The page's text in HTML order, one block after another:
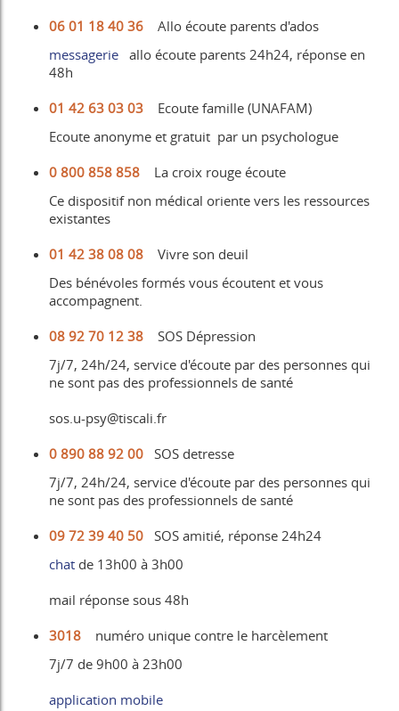
06 01 18 40 36
Allo écoute parents d'ados
messagerie allo écoute parents 24h24, réponse en
48h
01 42 63 03 03
Ecoute famille (UNAFAM)
Ecoute anonyme et gratuit par un psychologue
0 800 858 858
La croix rouge écoute
Ce dispositif non médical oriente vers les ressources
existantes
01 42 38 08 08
Vivre son deuil
Des bénévoles formés vous écoutent et vous
accompagnent.
08 92 70 12 38
SOS Dépression
7j/7, 24h/24, service d'écoute par des personnes qui
ne sont pas des professionnels de santé
sos.u-psy@tiscali.fr
0 890 88 92 00 SOS detresse
7j/7, 24h/24, service d'écoute par des personnes qui
ne sont pas des professionnels de santé
09 72 39 40 50 SOS amitié, réponse 24h24
chat de 13h00 à 3h00
mail réponse sous 48h
3018
numéro unique contre le harcèlement
7j/7 de 9h00 à 23h00
application mobile